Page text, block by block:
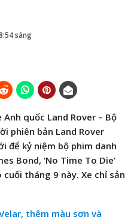
sáng
Anh quốc Land Rover – Bộ
phiên bản Land Rover
để kỷ niệm bộ phim danh
Bond, ‘No Time To Die’
tháng 9 này. Xe chỉ sản
thêm màu sơn và